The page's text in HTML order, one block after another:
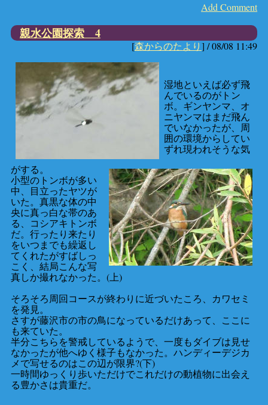
Add Comment
親水公園探索 4
[森からのたより] /08/08 11:49
湿地といえば必ず飛
んでいるのがトン
ボ。ギンヤンマ、オ
ニヤンマはまだ飛ん
でいなかったが、周
囲の環境からしてい
ずれ現われそうな気
がする。
小型のトンボが多い
中、目立ったヤツが
いた。真黒な体の中
央に真っ白な帯のあ
る、コシアキトンボ
だ。行ったり来たり
をいつまでも繰返し
てくれたがすばしっ
こく、結局こんな写
真しか撮れなかった。(上)
そろそろ周回コースが終わりに近づいたころ、カワセミ
を発見。
さすが藤沢市の市の鳥になっているだけあって、ここに
も来ていた。
半分こちらを警戒しているようで、一度もダイブは見せ
なかったが他へゆく様子もなかった。ハンディーデジカ
メで写せるのはこの辺が限界?(下)
一時間ゆっくり歩いただけでこれだけの動植物に出会え
る豊かさは貴重だ。